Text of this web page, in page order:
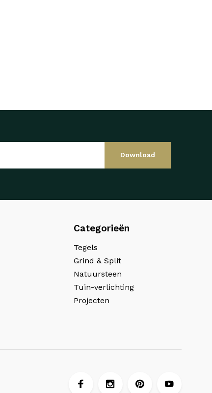
Download
Categorieën
Tegels
Grind & Split
Natuursteen
Tuin-verlichting
Projecten